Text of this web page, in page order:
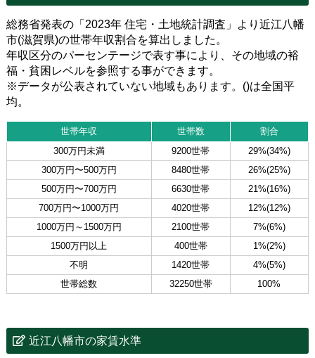
総務省発表の「2023年 住宅・土地統計調査」より近江八幡
市(滋賀県)の世帯年収割合を算出しました。
年収区分のパーセンテージで表す事により、その地域の裕
福・貧困レベルを参照する事ができます。
※データが公表されていない地域もあります。()は全国平
均。
世帯年収 世帯数
割合
300万円未満
9200世帯
29%(34%)
300万円〜500万円
8480世帯
26%(25%)
500万円〜700万円
6630世帯
21%(16%)
700万円〜1000万円
4020世帯
12%(12%)
1000万円～1500万円
2100世帯
7%(6%)
1500万円以上
400世帯
1%(2%)
不明
1420世帯
4%(5%)
世帯総数
32250世帯 100%
近江八幡市の家賃水準